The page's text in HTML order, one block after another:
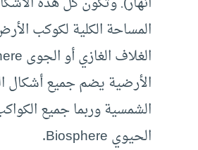
المساحة الكلية لكوكب
الأرضية يضم جميع أشكال
الشمسية وربما جميع
الحيوي Biosphere.